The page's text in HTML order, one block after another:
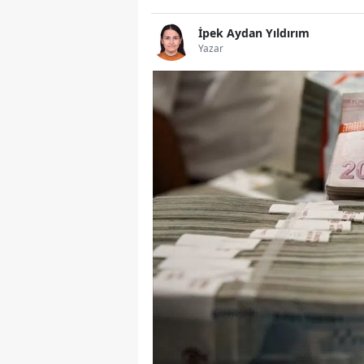
İpek Aydan Yıldırım
Yazar